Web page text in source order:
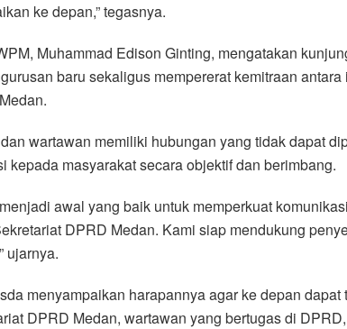
ke depan,” tegasnya.
Muhammad Edison Ginting, mengatakan
baru sekaligus mempererat kemitraan
wartawan memiliki hubungan yang tidak dapat
kepada masyarakat secara objektif dan berimbang.
awal yang baik untuk memperkuat
DPRD Medan. Kami siap mendukung
ujarnya.
menyampaikan harapannya agar ke depan
DPRD Medan, wartawan yang bertugas di